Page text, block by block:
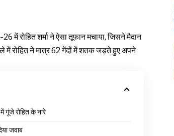
में रोहित शर्मा ने ऐसा तूफान मचाया, जिसने मैदान
रोहित ने मात्र 62 गेंदों में शतक जड़ते हुए अपने
गूंजे रोहित के नारे
जवाब